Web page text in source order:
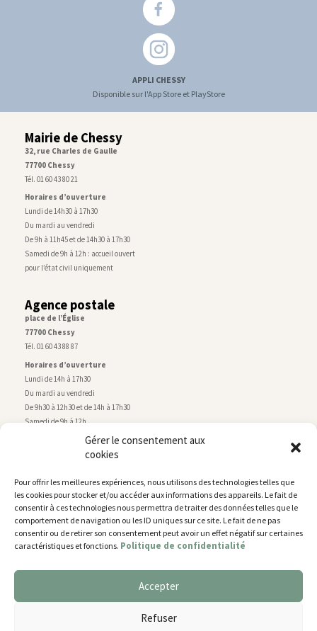
Gérer le consentement aux
cookies
Pour offrir les meilleures expériences, nous utilisons des technologies telles que
les cookies pour stocker et/ou accéder aux informations des appareils. Le fait de
consentir à ces technologies nous permettra de traiter des données telles que le
comportement de navigation ou les ID uniques sur ce site. Le fait de ne pas
consentir ou de retirer son consentement peut avoir un effet négatif sur certaines
caractéristiques et fonctions. Politique de confidentialité
Accepter
Refuser
APPLI CHESSY
Disponible sur l'App Store et PlayStore
Mairie de Chessy
32, rue Charles de Gaulle
77700 Chessy
Tél. 01 60 43 80 21
Horaires d’ouverture
Lundi de 14h30 à 17h30
Du mardi au vendredi
De 9h à 11h45 et de 14h30 à 17h30
Samedi de 9h à 12h : accueil ouvert
pour l’état civil uniquement
Agence postale
place de l’Église
77700 Chessy
Tél. 01 60 43 88 87
Horaires d’ouverture
Lundi de 14h à 17h30
Du mardi au vendredi
De 9h30 à 12h30 et de 14h à 17h30
Samedi de 9h à 12h
Service technique
rue de Montry–77700 Chessy
Tél. 01 60 43 52 63
Horaires d’ouverture
Lundi, mardi et jeudi
De 9h à 11h45 et de 14h30 à 17h30
Nous utilisons des cookies pour vous offrir la meilleure
You can find out more about which cookies we are using or